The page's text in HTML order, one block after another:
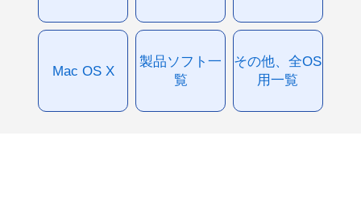
Mac OS X
製品ソフト一
覧
その他、全OS
用一覧